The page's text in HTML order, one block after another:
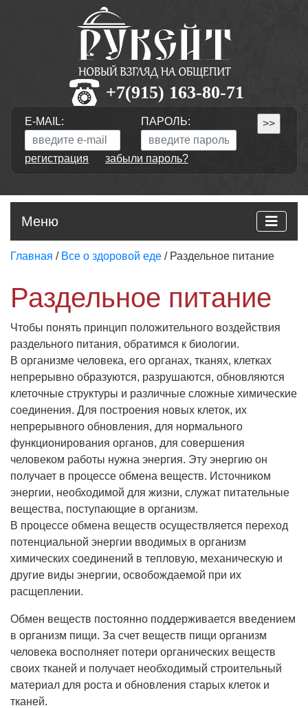
+7(915) 163-80-71
E-MAIL: ПАРОЛЬ:
регистрация забыли пароль?
Меню
Главная / Все о здоровой еде / Раздельное питание
Раздельное питание
Чтобы понять принцип положительного воздействия
раздельного питания, обратимся к биологии.
В организме человека, его органах, тканях, клетках
непрерывно образуются, разрушаются, обновляются
клеточные структуры и различные сложные химические
соединения. Для построения новых клеток, их
непрерывного обновления, для нормального
функционирования органов, для совершения
человеком работы нужна энергия. Эту энергию он
получает в процессе обмена веществ. Источником
энергии, необходимой для жизни, служат питательные
вещества, поступающие в организм.
В процессе обмена веществ осуществляется переход
потенциальной энергии вводимых в организм
химических соединений в тепловую, механическую и
другие виды энергии, освобождаемой при их
расщеплении.
Обмен веществ постоянно поддерживается введением
в организм пищи. За счет веществ пищи организм
человека восполняет потери органических веществ
своих тканей и получает необходимый строительный
материал для роста и обновления старых клеток и
тканей.